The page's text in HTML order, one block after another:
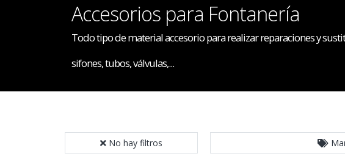
Accesorios para Fontanería
Todo tipo de material accesorio para realizar reparaciones y
sifones, tubos, válvulas,...
No hay filtros